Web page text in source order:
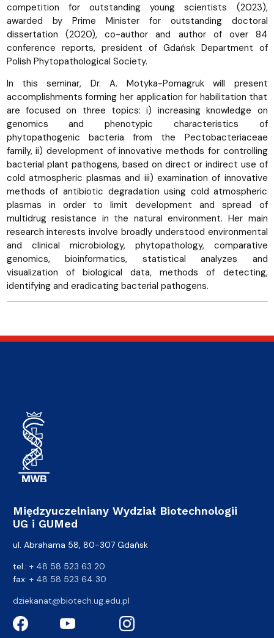
competition for outstanding young scientists (2023),
awarded by Prime Minister for outstanding doctoral
dissertation (2020), co-author and author of over 84
conference reports, president of Gdańsk Department of
Polish Phytopathological Society.
In this seminar, Dr. A. Motyka-Pomagruk will present
accomplishments forming her application for habilitation that
are focused on three topics: i) increasing knowledge on
genomics and phenotypic characteristics of
phytopathogenic bacteria from the Pectobacteriaceae
family, ii) development of innovative methods for controlling
bacterial plant pathogens, based on direct or indirect use of
cold atmospheric plasmas and iii) examination of innovative
methods of antibiotic degradation using cold atmospheric
plasmas in order to limit development and spread of
multidrug resistance in the natural environment. Her main
research interests involve broadly understood environmental
and clinical microbiology, phytopathology, comparative
genomics, bioinformatics, statistical analyzes and
visualization of biological data, methods of detecting,
identifying and eradicating bacterial pathogens.
Międzyuczelniany Wydział Biotechnologii
UG i GUMed
ul. Abrahama 58, 80-307 Gdańsk
tel.: + 48 58 523 63 20
fax: + 48 58 523 64 30
dziekanat@biotech.ug.edu.pl